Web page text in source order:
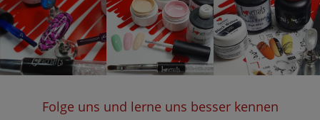
Folge uns und lerne uns besser kennen